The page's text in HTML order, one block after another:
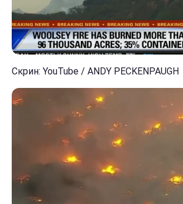
Скрин: YouTube / ANDY PECKENPAUGH